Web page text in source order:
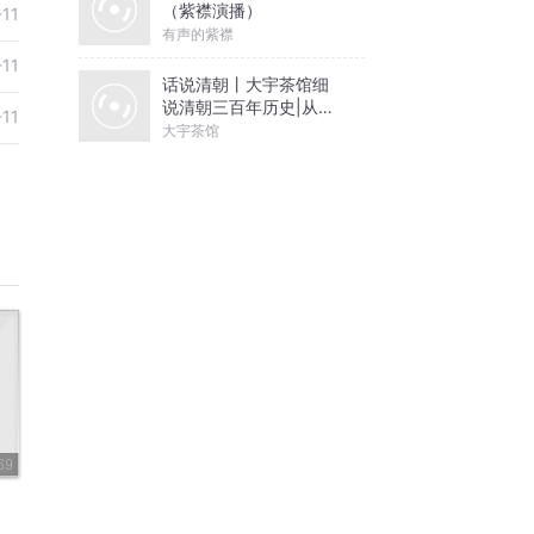
（紫襟演播）
有声的紫襟
话说清朝丨大宇茶馆细
说清朝三百年历史|从努
尔哈赤到末代皇帝溥仪|
大宇茶馆